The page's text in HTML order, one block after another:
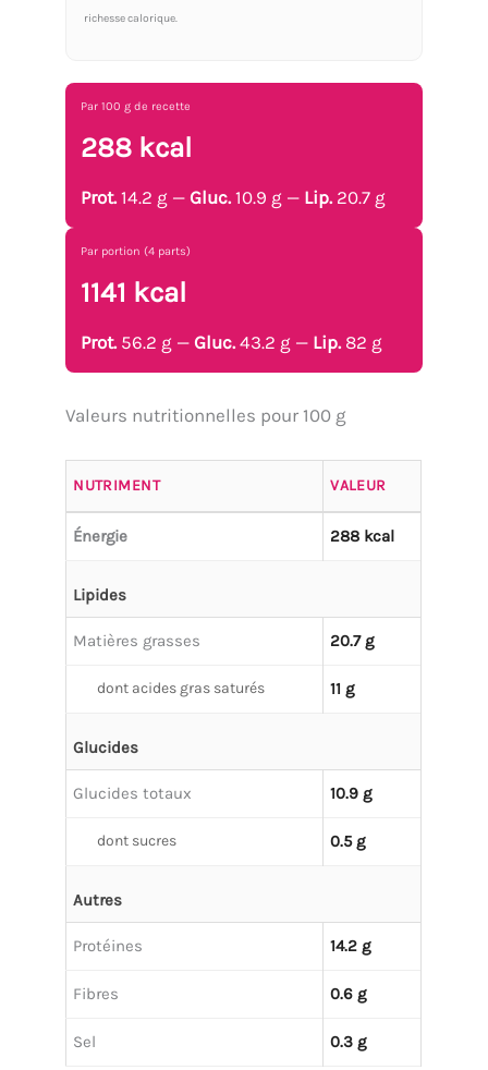
richesse calorique.
Par 100 g de recette
288 kcal
Prot.14.2 g —Gluc.10.9 g — Lip.20.7 g
Par portion (4 parts)
1141 kcal
Prot.56.2 g —Gluc.43.2 g — Lip.82 g
Valeurs nutritionnelles pour 100 g
NUTRIMENT VALEUR
Énergie 288 kcal
Lipides
Matières grasses 20.7 g
dont acides gras saturés 11 g
Glucides
Glucides totaux 10.9 g
dont sucres 0.5 g
Autres
Protéines 14.2 g
Fibres 0.6 g
Sel 0.3 g